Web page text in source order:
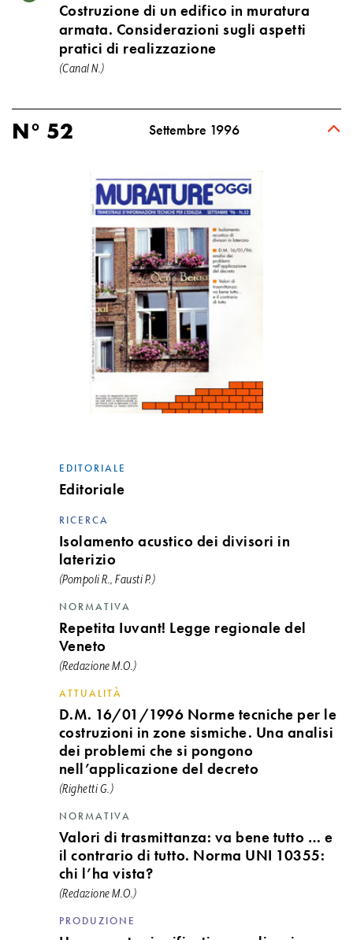
Costruzione di un edifico in muratura
armata. Considerazioni sugli aspetti
pratici di realizzazione
(Canal N.)
N° 52 Settembre 1996
EDITORIALE
Editoriale
RICERCA
Isolamento acustico dei divisori in
laterizio
(Pompoli R., Fausti P.)
NORMATIVA
Repetita Iuvant! Legge regionale del
Veneto
(Redazione M.O.)
ATTUALITÀ
D.M. 16/01/1996 Norme tecniche per le
costruzioni in zone sismiche. Una analisi
dei problemi che si pongono
nell’applicazione del decreto
(Righetti G.)
NORMATIVA
Valori di trasmittanza: va bene tutto … e
il contrario di tutto. Norma UNI 10355:
chi l’ha vista?
(Redazione M.O.)
PRODUZIONE